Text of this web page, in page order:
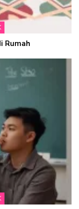
Rumah